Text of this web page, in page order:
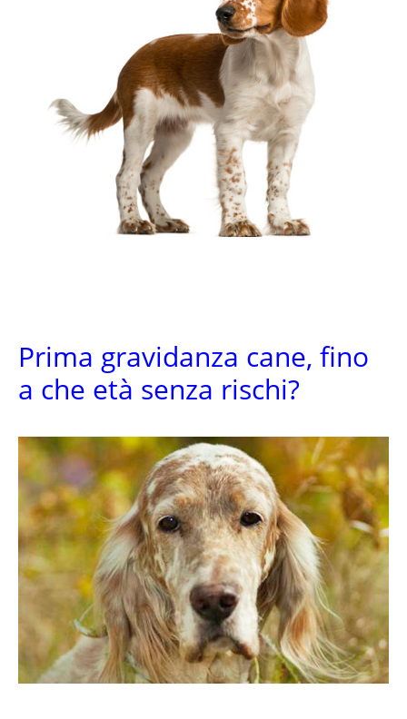
Prima gravidanza cane, fino
a che età senza rischi?